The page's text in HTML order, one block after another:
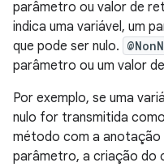
parâmetro ou valor de
indica uma variável, um
que pode ser nulo.
parâmetro ou um valor
Por exemplo, se uma
nulo for transmitida
método com a anotação
parâmetro, a criação do